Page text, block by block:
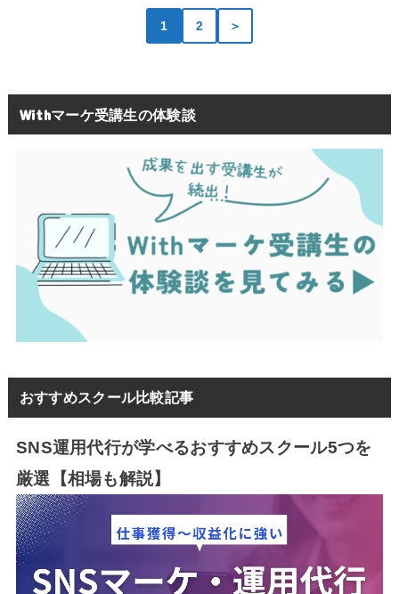
1 2 ＞
Withマーケ受講生の体験談
おすすめスクール比較記事
SNS運用代行が学べるおすすめスクール5つを
厳選【相場も解説】